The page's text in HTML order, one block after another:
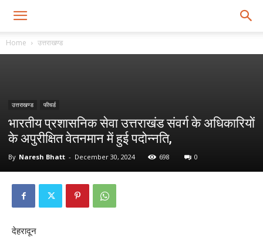
Home उत्तराखण्ड
उत्तराखण्ड फीचर्ड
भारतीय प्रशासनिक सेवा उत्तराखंड संवर्ग के अधिकारियों
के अपुरीक्षित वेतनमान में हुई पदोन्नति,
By Naresh Bhatt - December 30, 2024 698 0
देहरादून